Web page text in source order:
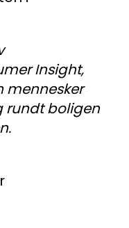
Insight,
mennesker
rundt boligen